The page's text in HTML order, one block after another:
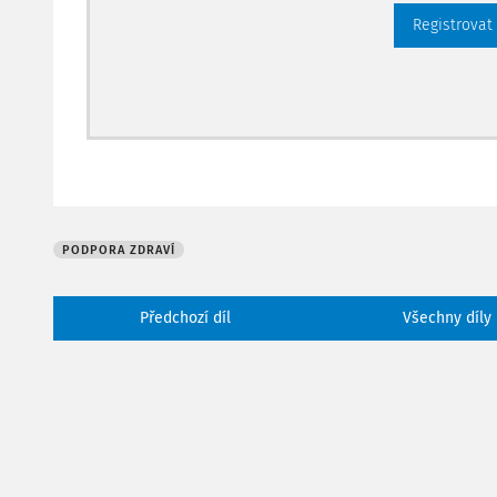
Registrovat
PODPORA ZDRAVÍ
Předchozí díl Všechny díly